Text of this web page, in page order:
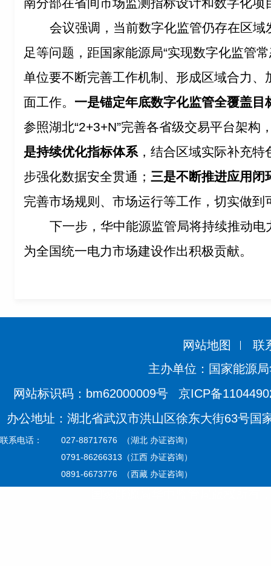
会议强调，当前数字化监管仍存在区
足等问题，距国家能源局“实现数字化监管
单位要不断完善工作机制、形成区域合力
面工作。 一是锚定年底数字化监管全覆盖目
参照湖北“2+3+N”完善各省级交易平台架构
是持续优化指标体系，结合区域实际补充特
步强化数据安全贯通； 三是不断推进应用闭
完善市场规则、市场运行等工作，切实做到
下一步，华中能源监管局将持续推动
为全国统一电力市场建设作出积极贡献。
网站地图
联
主办单位：国家能源
网站标识码：bm62000009号
京ICP备
办公地址：湖北省武汉市洪山区徐东大街63号国
联系电话：
027-88717676 （湖北 办证咨询）
0791-86266313（江西 办证咨询）
0891-6673776 （西藏 办证咨询）